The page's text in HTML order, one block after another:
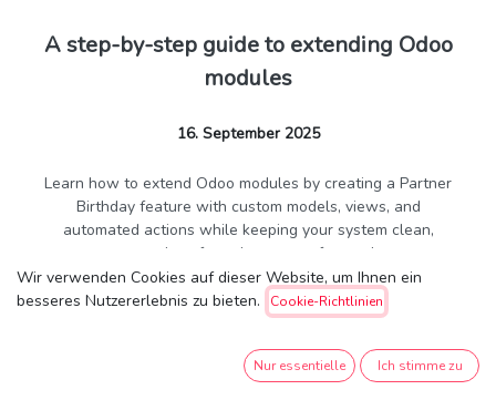
A step-by-step guide to extending Odoo
modules
16. September 2025
Learn how to extend Odoo modules by creating a Partner
Birthday feature with custom models, views, and
automated actions while keeping your system clean,
upgrade safe and customer focused.
Odoo, Odoo 18, Python, Technical, XML
Wir verwenden Cookies auf dieser Website, um Ihnen ein
besseres Nutzererlebnis zu bieten.
Cookie-Richtlinien
Nur essentielle Ich stimme zu